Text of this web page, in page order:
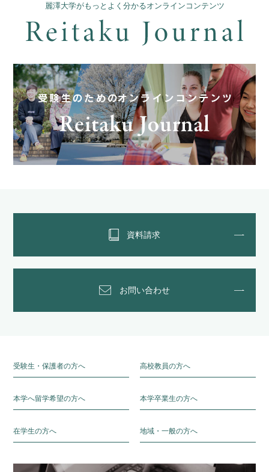
麗澤大学がもっとよく分かるオンラインコンテンツ
資料請求
お問い合わせ
受験生・保護者の方へ 高校教員の方へ
本学へ留学希望の方へ 本学卒業生の方へ
在学生の方へ 地域・一般の方へ